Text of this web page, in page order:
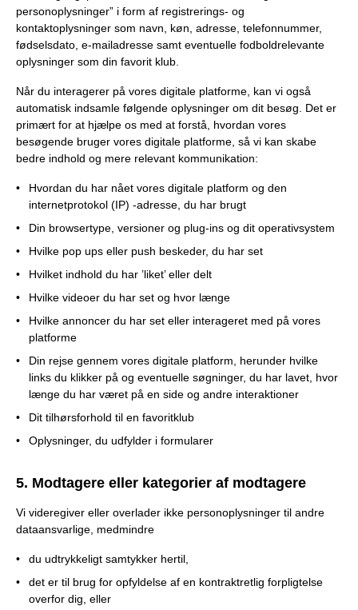
personoplysninger” i form af registrerings- og
kontaktoplysninger som navn, køn, adresse, telefonnummer,
fødselsdato, e-mailadresse samt eventuelle fodboldrelevante
oplysninger som din favorit klub.
Når du interagerer på vores digitale platforme, kan vi også
automatisk indsamle følgende oplysninger om dit besøg. Det er
primært for at hjælpe os med at forstå, hvordan vores
besøgende bruger vores digitale platforme, så vi kan skabe
bedre indhold og mere relevant kommunikation:
Hvordan du har nået vores digitale platform og den
internetprotokol (IP) -adresse, du har brugt
Din browsertype, versioner og plug-ins og dit operativsystem
Hvilke pop ups eller push beskeder, du har set
Hvilket indhold du har ’liket’ eller delt
Hvilke videoer du har set og hvor længe
Hvilke annoncer du har set eller interageret med på vores
platforme
Din rejse gennem vores digitale platform, herunder hvilke
links du klikker på og eventuelle søgninger, du har lavet, hvor
længe du har været på en side og andre interaktioner
Dit tilhørsforhold til en favoritklub
Oplysninger, du udfylder i formularer
5. Modtagere eller kategorier af modtagere
Vi videregiver eller overlader ikke personoplysninger til andre
dataansvarlige, medmindre
du udtrykkeligt samtykker hertil,
det er til brug for opfyldelse af en kontraktretlig forpligtelse
overfor dig, eller